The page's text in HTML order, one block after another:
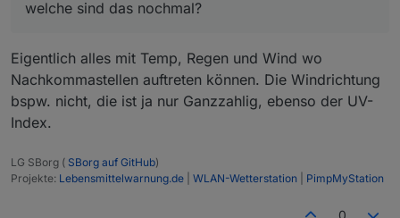
welche sind das nochmal?
Eigentlich alles mit Temp, Regen und Wind wo
Nachkommastellen auftreten können. Die Windrichtung
bspw. nicht, die ist ja nur Ganzzahlig, ebenso der UV-
Index.
LG SBorg ( SBorg auf GitHub)
Projekte: Lebensmittelwarnung.de WLAN-Wetterstation PimpMyStation